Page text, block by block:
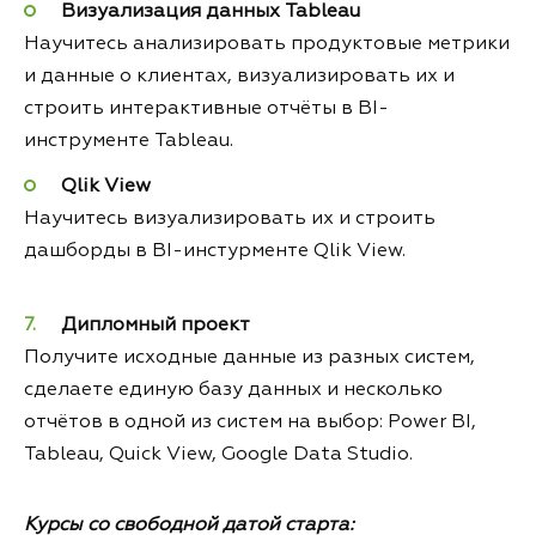
Визуализация данных Tableau
Научитесь анализировать продуктовые метрики
и данные о клиентах, визуализировать их и
строить интерактивные отчёты в BI-
инструменте Tableau.
Qlik View
Научитесь визуализировать их и строить
дашборды в BI-инстурменте Qlik View.
Дипломный проект
Получите исходные данные из разных систем,
сделаете единую базу данных и несколько
отчётов в одной из систем на выбор: Power BI,
Tableau, Quick View, Google Data Studio.
Курсы со свободной датой старта: